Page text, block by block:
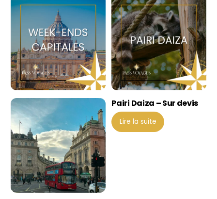
Pairi Daiza – Sur devis
Lire la suite